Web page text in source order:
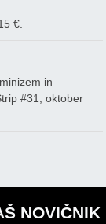
€.
in
#31, oktober
NOVIČNIK